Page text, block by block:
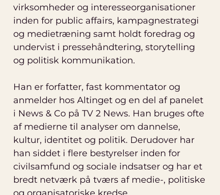
virksomheder og interesseorganisationer
inden for public affairs, kampagnestrategi
og medietræning samt holdt foredrag og
undervist i pressehåndtering, storytelling
og politisk kommunikation.
Han er forfatter, fast kommentator og
anmelder hos Altinget og en del af panelet
i News & Co på TV 2 News. Han bruges ofte
af medierne til analyser om dannelse,
kultur, identitet og politik. Derudover har
han siddet i flere bestyrelser inden for
civilsamfund og sociale indsatser og har et
bredt netværk på tværs af medie-, politiske
og organisatoriske kredse.